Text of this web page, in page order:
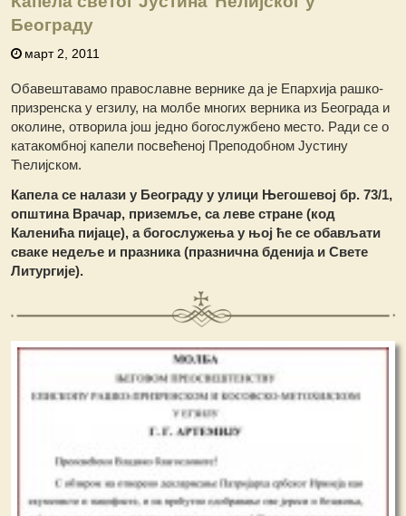
Београду
март 2, 2011
Обавештавамо православне вернике да је Епархија рашко-
призренска у егзилу, на молбе многих верника из Београда и
околине, отворила још једно богослужбено место. Ради се о
катакомбној капели посвећеној Преподобном Јустину
Ћелијском.
Капела се налази у Београду у улици Његошевој бр. 73/1,
општина Врачар, приземље, са леве стране (код
Каленића пијаце), а богослужења у њој ће се обављати
сваке недеље и празника (празнична бденија и Свете
Литургије).